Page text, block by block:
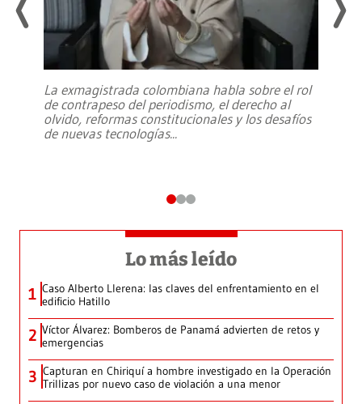
La exmagistrada colombiana habla sobre el rol
de contrapeso del periodismo, el derecho al
olvido, reformas constitucionales y los desafíos
de nuevas tecnologías...
Lo más leído
1 Caso Alberto Llerena: las claves del enfrentamiento en el
edificio Hatillo
2 Víctor Álvarez: Bomberos de Panamá advierten de retos y
emergencias
3 Capturan en Chiriquí a hombre investigado en la Operación
Trillizas por nuevo caso de violación a una menor